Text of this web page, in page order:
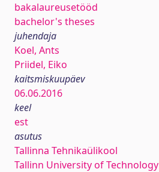
bakalaureusetööd
bachelor's theses
juhendaja
Koel, Ants
Priidel, Eiko
kaitsmiskuupäev
06.06.2016
keel
est
asutus
Tallinna Tehnikaülikool
Tallinn University of Technology